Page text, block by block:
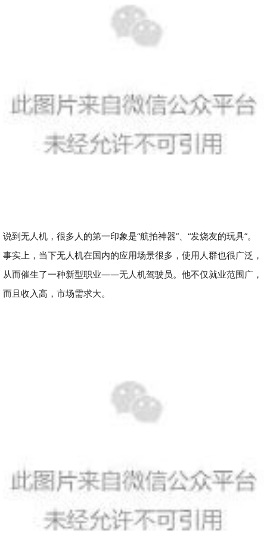
说到无人机，很多人的第一印象是“航拍神器”、“发烧友的玩具”。
事实上，当下无人机在国内的应用场景很多，使用人群也很广泛，
从而催生了一种新型职业——无人机驾驶员。他不仅就业范围广，
而且收入高，市场需求大。